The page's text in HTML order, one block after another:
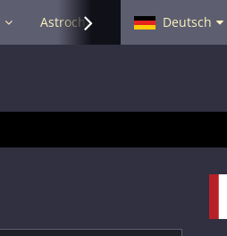
Astrochat - Smalltalk Hilfe
Deutsch